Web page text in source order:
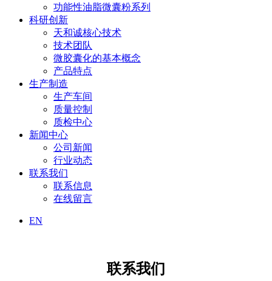
功能性油脂微囊粉系列
科研创新
天和诚核心技术
技术团队
微胶囊化的基本概念
产品特点
生产制造
生产车间
质量控制
质检中心
新闻中心
公司新闻
行业动态
联系我们
联系信息
在线留言
EN
联系我们